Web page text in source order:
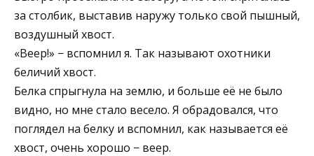
за столбик, выставив наружу только свой пышный,
воздушный хвост.
«Веер!» − вспомнил я. Так называют охотники
беличий хвост.
Белка спрыгнула на землю, и больше её не было
видно, но мне стало весело. Я обрадовался, что
поглядел на белку и вспомнил, как называется её
хвост, очень хорошо − веер.